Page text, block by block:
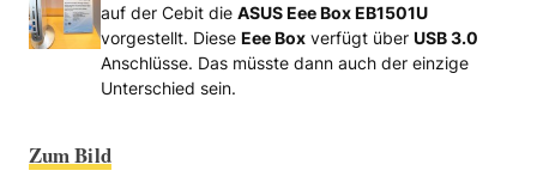
auf der Cebit die ASUS Eee Box EB1501U
vorgestellt. Diese Eee Boxverfügt über USB 3.0
Anschlüsse. Das müsste dann auch der einzige
Unterschied sein.
Zum Bild